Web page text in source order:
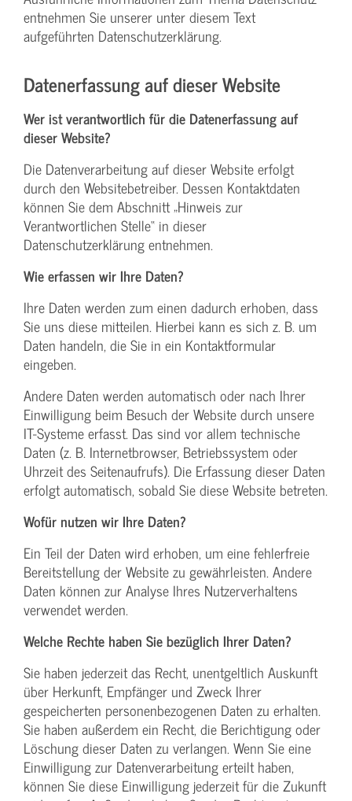
entnehmen Sie unserer unter diesem Text
aufgeführten Datenschutzerklärung.
Datenerfassung auf dieser Website
Wer ist verantwortlich für die Datenerfassung auf
dieser Website?
Die Datenverarbeitung auf dieser Website erfolgt
durch den Websitebetreiber. Dessen Kontaktdaten
können Sie dem Abschnitt „Hinweis zur
Verantwortlichen Stelle“ in dieser
Datenschutzerklärung entnehmen.
Wie erfassen wir Ihre Daten?
Ihre Daten werden zum einen dadurch erhoben, dass
Sie uns diese mitteilen. Hierbei kann es sich z. B. um
Daten handeln, die Sie in ein Kontaktformular
eingeben.
Andere Daten werden automatisch oder nach Ihrer
Einwilligung beim Besuch der Website durch unsere
IT-Systeme erfasst. Das sind vor allem technische
Daten (z. B. Internetbrowser, Betriebssystem oder
Uhrzeit des Seitenaufrufs). Die Erfassung dieser Daten
erfolgt automatisch, sobald Sie diese Website betreten.
Wofür nutzen wir Ihre Daten?
Ein Teil der Daten wird erhoben, um eine fehlerfreie
Bereitstellung der Website zu gewährleisten. Andere
Daten können zur Analyse Ihres Nutzerverhaltens
verwendet werden.
Welche Rechte haben Sie bezüglich Ihrer Daten?
Sie haben jederzeit das Recht, unentgeltlich Auskunft
über Herkunft, Empfänger und Zweck Ihrer
gespeicherten personenbezogenen Daten zu erhalten.
Sie haben außerdem ein Recht, die Berichtigung oder
Löschung dieser Daten zu verlangen. Wenn Sie eine
Einwilligung zur Datenverarbeitung erteilt haben,
können Sie diese Einwilligung jederzeit für die Zukunft